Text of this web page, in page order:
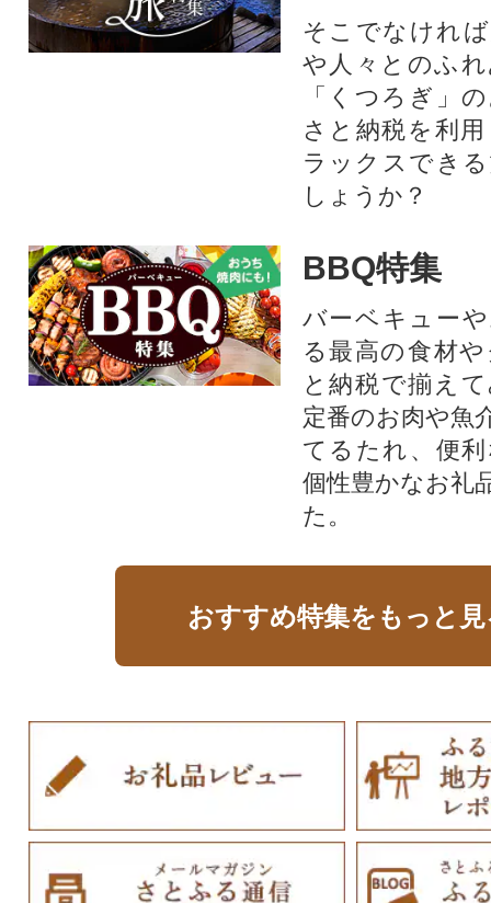
そこでなけれ
や人々とのふ
「くつろぎ」
さと納税を利
ラックスでき
しょうか？
BBQ特集
バーベキュー
る最高の食材
と納税で揃え
定番のお肉や魚
てるたれ、便
個性豊かなお礼
た。
おすすめ特集をもっと